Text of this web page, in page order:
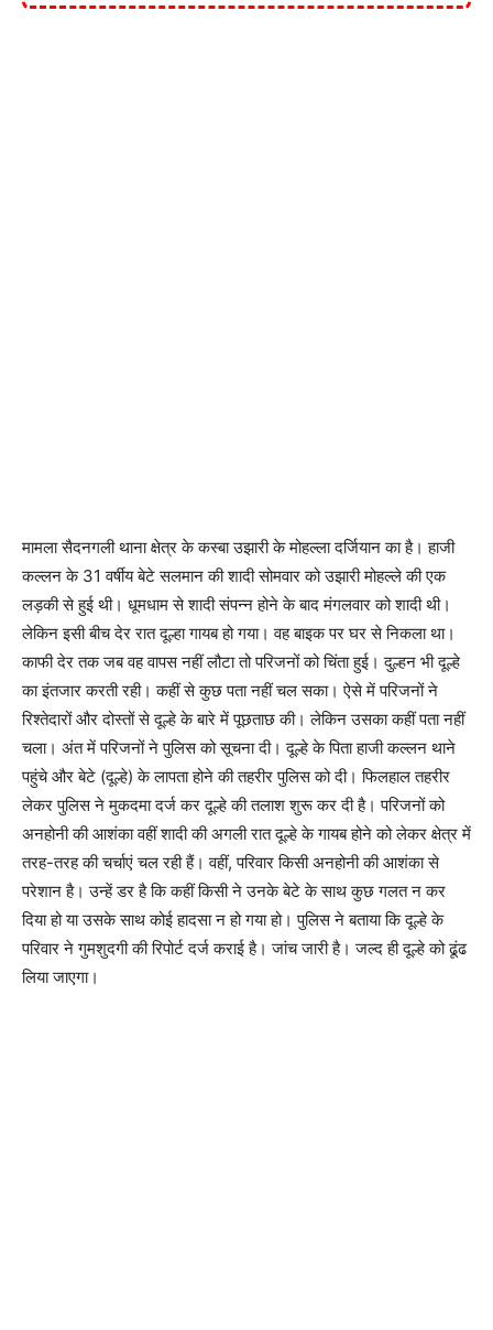
मामला सैदनगली थाना क्षेत्र के कस्बा उझारी के मोहल्ला दर्जियान का है। हाजी
कल्लन के 31 वर्षीय बेटे सलमान की शादी सोमवार को उझारी मोहल्ले की एक
लड़की से हुई थी। धूमधाम से शादी संपन्न होने के बाद मंगलवार को शादी थी।
लेकिन इसी बीच देर रात दूल्हा गायब हो गया। वह बाइक पर घर से निकला था।
काफी देर तक जब वह वापस नहीं लौटा तो परिजनों को चिंता हुई। दुल्हन भी दूल्हे
का इंतजार करती रही। कहीं से कुछ पता नहीं चल सका। ऐसे में परिजनों ने
रिश्तेदारों और दोस्तों से दूल्हे के बारे में पूछताछ की। लेकिन उसका कहीं पता नहीं
चला। अंत में परिजनों ने पुलिस को सूचना दी। दूल्हे के पिता हाजी कल्लन थाने
पहुंचे और बेटे (दूल्हे) के लापता होने की तहरीर पुलिस को दी। फिलहाल तहरीर
लेकर पुलिस ने मुकदमा दर्ज कर दूल्हे की तलाश शुरू कर दी है। परिजनों को
अनहोनी की आशंका वहीं शादी की अगली रात दूल्हे के गायब होने को लेकर क्षेत्र में
तरह-तरह की चर्चाएं चल रही हैं। वहीं, परिवार किसी अनहोनी की आशंका से
परेशान है। उन्हें डर है कि कहीं किसी ने उनके बेटे के साथ कुछ गलत न कर
दिया हो या उसके साथ कोई हादसा न हो गया हो। पुलिस ने बताया कि दूल्हे के
परिवार ने गुमशुदगी की रिपोर्ट दर्ज कराई है। जांच जारी है। जल्द ही दूल्हे को ढूंढ
लिया जाएगा।